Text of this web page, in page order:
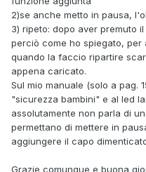
2)se anche metto in pausa,
3) ripeto: dopo aver premuto
perciò come ho spiegato,
quando la faccio ripartire
appena caricato.
Sul mio manuale (solo a pag.
"sicurezza bambini" e al led
assolutamente non parla di
permettano di mettere in
aggiungere il capo
Grazie comunque e buona